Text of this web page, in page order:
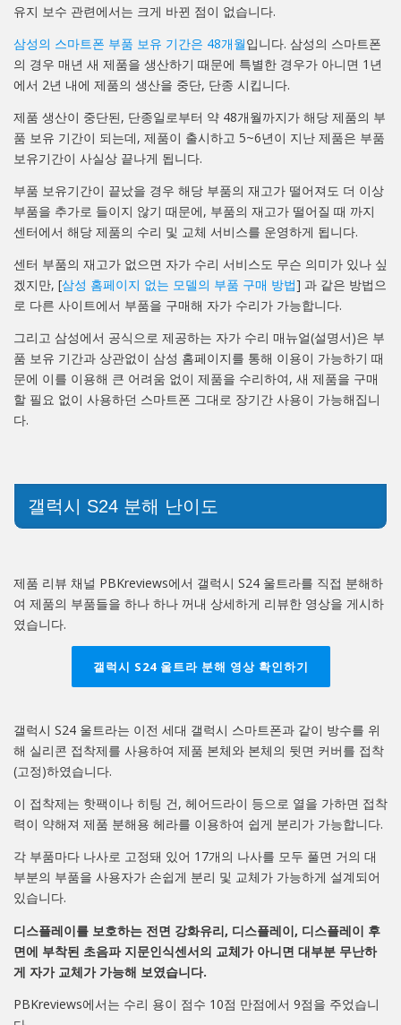
유지 보수 관련에서는 크게 바뀐 점이 없습니다.
삼성의 스마트폰 부품 보유 기간은 48개월입니다. 삼성의 스마트폰
의 경우 매년 새 제품을 생산하기 때문에 특별한 경우가 아니면 1년
에서 2년 내에 제품의 생산을 중단, 단종 시킵니다.
제품 생산이 중단된, 단종일로부터 약 48개월까지가 해당 제품의 부
품 보유 기간이 되는데, 제품이 출시하고 5~6년이 지난 제품은 부품
보유기간이 사실상 끝나게 됩니다.
부품 보유기간이 끝났을 경우 해당 부품의 재고가 떨어져도 더 이상
부품을 추가로 들이지 않기 때문에, 부품의 재고가 떨어질 때 까지
센터에서 해당 제품의 수리 및 교체 서비스를 운영하게 됩니다.
센터 부품의 재고가 없으면 자가 수리 서비스도 무슨 의미가 있나 싶
겠지만, [삼성 홈페이지 없는 모델의 부품 구매 방법] 과 같은 방법으
로 다른 사이트에서 부품을 구매해 자가 수리가 가능합니다.
그리고 삼성에서 공식으로 제공하는 자가 수리 매뉴얼(설명서)은 부
품 보유 기간과 상관없이 삼성 홈페이지를 통해 이용이 가능하기 때
문에 이를 이용해 큰 어려움 없이 제품을 수리하여, 새 제품을 구매
할 필요 없이 사용하던 스마트폰 그대로 장기간 사용이 가능해집니
다.
갤럭시 S24 분해 난이도
제품 리뷰 채널 PBKreviews에서 갤럭시 S24 울트라를 직접 분해하
여 제품의 부품들을 하나 하나 꺼내 상세하게 리뷰한 영상을 게시하
였습니다.
갤럭시 S24 울트라 분해 영상 확인하기
갤럭시 S24 울트라는 이전 세대 갤럭시 스마트폰과 같이 방수를 위
해 실리콘 접착제를 사용하여 제품 본체와 본체의 뒷면 커버를 접착
(고정)하였습니다.
이 접착제는 핫팩이나 히팅 건, 헤어드라이 등으로 열을 가하면 접착
력이 약해져 제품 분해용 헤라를 이용하여 쉽게 분리가 가능합니다.
각 부품마다 나사로 고정돼 있어 17개의 나사를 모두 풀면 거의 대
부분의 부품을 사용자가 손쉽게 분리 및 교체가 가능하게 설계되어
있습니다.
디스플레이를 보호하는 전면 강화유리, 디스플레이, 디스플레이 후
면에 부착된 초음파 지문인식센서의 교체가 아니면 대부분 무난하
게 자가 교체가 가능해 보였습니다.
PBKreviews에서는 수리 용이 점수 10점 만점에서 9점을 주었습니